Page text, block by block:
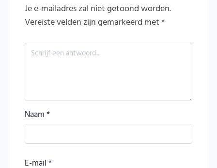
Je e-mailadres zal niet getoond worden.
Vereiste velden zijn gemarkeerd met*
Naam*
E-mail*